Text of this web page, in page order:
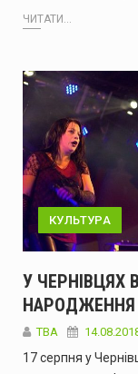
ЧИТАТИ...
КУЛЬТУРА
У ЧЕРНІВЦЯХ
НАРОДЖЕННЯ
TBA
17 серпня у